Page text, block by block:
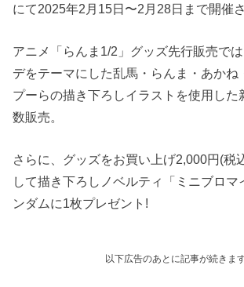
にて2025年2月15日〜2月28日まで開催さ
アニメ「らんま1/2」グッズ先行販売で
デをテーマにした乱馬・らんま・あかね
プーらの描き下ろしイラストを使用した
数販売。
さらに、グッズをお買い上げ2,000円(税
して描き下ろしノベルティ「ミニブロマ
ンダムに1枚プレゼント!
以下広告のあとに記事が続きま